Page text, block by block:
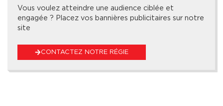
Vous voulez atteindre une audience ciblée et
engagée ? Placez vos bannières publicitaires sur notre
site
CONTACTEZ NOTRE RÉGIE